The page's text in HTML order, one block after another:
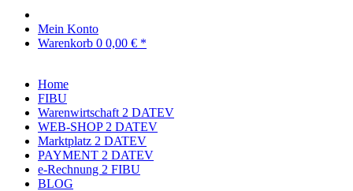
Mein Konto
Warenkorb 0 0,00 € *
Home
FIBU
Warenwirtschaft 2 DATEV
WEB-SHOP 2 DATEV
Marktplatz 2 DATEV
PAYMENT 2 DATEV
e-Rechnung 2 FIBU
BLOG